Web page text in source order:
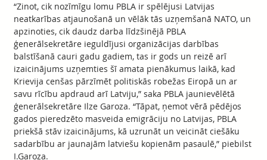
“Zinot, cik nozīmīgu lomu PBLA ir spēlējusi Latvijas
neatkarības atjaunošanā un vēlāk tās uzņemšanā NATO, un
apzinoties, cik daudz darba līdzšinējā PBLA
ģenerālsekretāre ieguldījusi organizācijas darbības
balstīšanā cauri gadu gadiem, tas ir gods un reizē arī
izaicinājums uzņemties šī amata pienākumus laikā, kad
Krievija cenšas pārzīmēt politiskās robežas Eiropā un ar
savu rīcību apdraud arī Latviju,” saka PBLA jaunievēlētā
ģenerālsekretāre Ilze Garoza. “Tāpat, ņemot vērā pēdējos
gados pieredzēto masveida emigrāciju no Latvijas, PBLA
priekšā stāv izaicinājums, kā uzrunāt un veicināt ciešāku
sadarbību ar jaunajām latviešu kopienām pasaulē,” piebilst
I.Garoza.